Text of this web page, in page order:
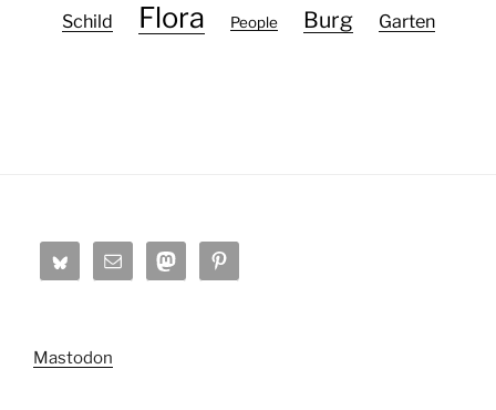
Schild Flora People Burg Garten
Mastodon